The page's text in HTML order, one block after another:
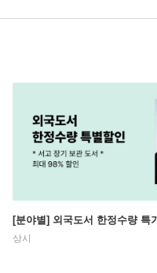
[분야별] 외국도서 한정수량 특
상시